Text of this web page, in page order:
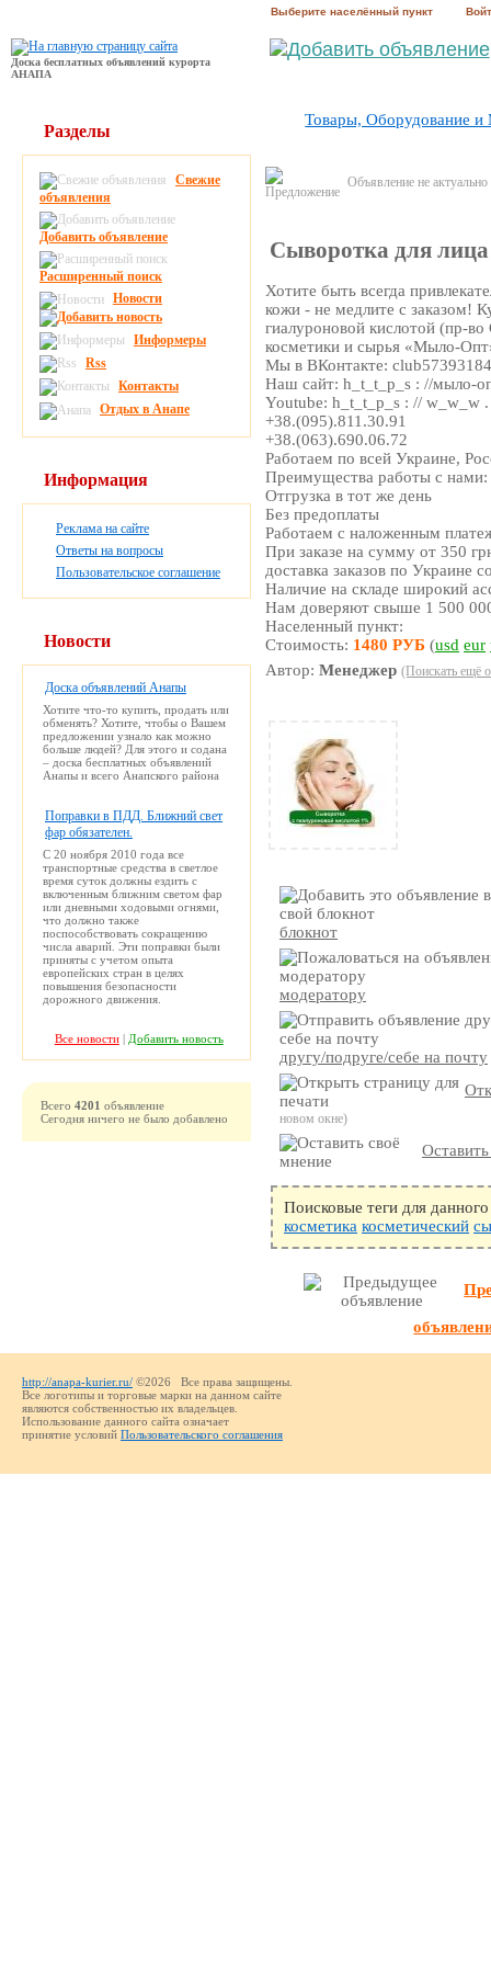
Выберите населённый пункт
Доска бесплатных объявлений курорта
АНАПА
Товары, Оборудование и
Объявление не
Сыворотка для
Хотите быть всегда
кожи - не медлите с заказом!
гиалуроновой кислотой (пр-
косметики и сырья «Мыло-
Мы в ВКонтакте:
Наш сайт: h_t_t_p_s : //мыло-
Youtube: h_t_t_p_s : // w_w_w
+38.(095).811.30.91
+38.(063).690.06.72
Работаем по всей Украине,
Преимущества работы с нами:
Отгрузка в тот же день
Без предоплаты
Работаем с наложенным
При заказе на сумму от 350
доставка заказов по Украине
Наличие на складе широкий
Нам доверяют свыше 1 500
Населенный пункт:
Стоимость: 1480 РУБ (usd eur
Автор:Менеджер (Поискать ещё
блокнот
модератору
другу/подруге/себе на почту
новом окне)
Поисковые теги для
косметика косметический
Разделы
Свежие
объявления
Добавить объявление
Расширенный поиск
Новости
Информеры
Rss
Контакты
Отдых в Анапе
Информация
Реклама на сайте
Ответы на вопросы
Пользовательское соглашение
Новости
Доска объявлений Анапы
Хотите что-то купить, продать или
обменять? Хотите, чтобы о Вашем
предложении узнало как можно
больше людей? Для этого и содана
– доска бесплатных объявлений
Анапы и всего Анапского района
Поправки в ПДД. Ближний свет
фар обязателен.
С 20 ноября 2010 года все
транспортные средства в светлое
время суток должны ездить с
включенным ближним светом фар
или дневными ходовыми огнями,
что должно также
поспособствовать сокращению
числа аварий. Эти поправки были
приняты с учетом опыта
европейских стран в целях
повышения безопасности
дорожного движения.
Все новости| Добавить новость
Всего 4201 объявление
Сегодня ничего не было добавлено
http://anapa-kurier.ru/ ©2026 Все права защищены.
Все логотипы и торговые марки на данном сайте
являются собственностью их владельцев.
Использование данного сайта означает
принятие условий Пользовательского соглашения